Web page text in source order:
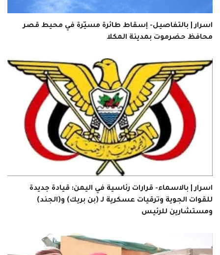
اسرار | بالتفاصيل- إسقاط طائرة مسيّرة في محيط قصر
محافظ حضرموت بمدينة المكلا
اسرار | بالاسماء- قرارات رئاسية في اليمن: قيادة جديدة
للقوات الجوية وترقيات عسكرية لـ (بن بريك) و(الجند)
ومستشارين للرئيس